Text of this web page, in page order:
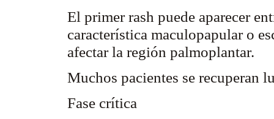
El primerrash puede aparecer
característica maculopapularo
afectar la región palmoplantar.
Muchos pacientes se recuperan
Fase crítica